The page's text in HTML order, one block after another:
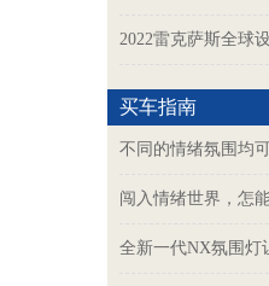
2022雷克萨斯全球
买车指南
不同的情绪氛围均
闯入情绪世界，怎
全新一代NX氛围灯